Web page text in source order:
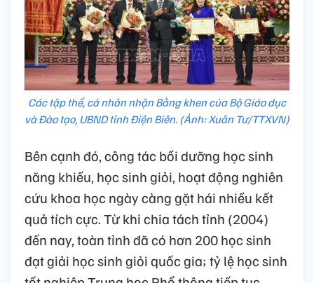
Các tập thể, cá nhân nhận Bằng khen của Bộ Giáo dục
và Đào tạo, UBND tỉnh Điện Biên. (Ảnh: Xuân Tư/TTXVN)
Bên cạnh đó, công tác bồi dưỡng học sinh
năng khiếu, học sinh giỏi, hoạt động nghiên
cứu khoa học ngày càng gặt hái nhiều kết
quả tích cực. Từ khi chia tách tỉnh (2004)
đến nay, toàn tỉnh đã có hơn 200 học sinh
đạt giải học sinh giỏi quốc gia; tỷ lệ học sinh